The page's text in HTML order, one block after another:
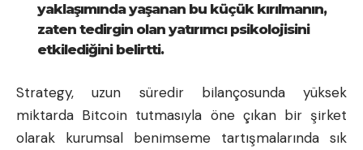
yaklaşımında yaşanan bu küçük kırılmanın,
zaten tedirgin olan yatırımcı psikolojisini
etkilediğini belirtti.
Strategy, uzun süredir bilançosunda yüksek
miktarda Bitcoin tutmasıyla öne çıkan bir şirket
olarak kurumsal benimseme tartışmalarında sık